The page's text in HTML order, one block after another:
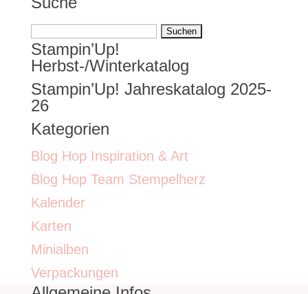
Suchen
nach:
Stampin’Up!
Herbst-/Winterkatalog
Stampin’Up! Jahreskatalog 2025-
26
Kategorien
Blog Hop Inspiration & Art
Blog Hop Team Stempelherz
Kalender
Karten
Minialben
Verpackungen